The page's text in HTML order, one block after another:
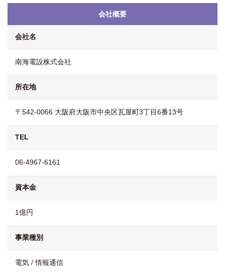
会社概要
会社名
南海電設株式会社
所在地
〒542-0066 大阪府大阪市中央区瓦屋町3丁目6番13号
TEL
06-4967-6161
資本金
1億円
事業種別
電気 / 情報通信